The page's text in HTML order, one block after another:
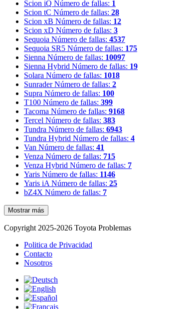
Scion iQ Número de fallas: 1
Scion tC Número de fallas: 28
Scion xB Número de fallas: 12
Scion xD Número de fallas: 3
Sequoia Número de fallas: 4537
Sequoia SR5 Número de fallas: 175
Sienna Número de fallas: 10097
Sienna Hybrid Número de fallas: 19
Solara Número de fallas: 1018
Sunrader Número de fallas: 2
Supra Número de fallas: 100
T100 Número de fallas: 399
Tacoma Número de fallas: 9168
Tercel Número de fallas: 383
Tundra Número de fallas: 6943
Tundra Hybrid Número de fallas: 4
Van Número de fallas: 41
Venza Número de fallas: 715
Venza Hybrid Número de fallas: 7
Yaris Número de fallas: 1146
Yaris iA Número de fallas: 25
bZ4X Número de fallas: 7
Mostrar más
Copyright 2025-2026 Toyota Problemas
Politica de Privacidad
Contacto
Nosotros